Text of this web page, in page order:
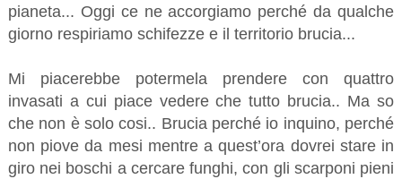
pianeta... Oggi ce ne accorgiamo perché da qualche
giorno respiriamo schifezze e il territorio brucia...
Mi piacerebbe potermela prendere con quattro
invasati a cui piace vedere che tutto brucia.. Ma so
che non è solo cosi.. Brucia perché io inquino, perché
non piove da mesi mentre a quest’ora dovrei stare in
giro nei boschi a cercare funghi, con gli scarponi pieni